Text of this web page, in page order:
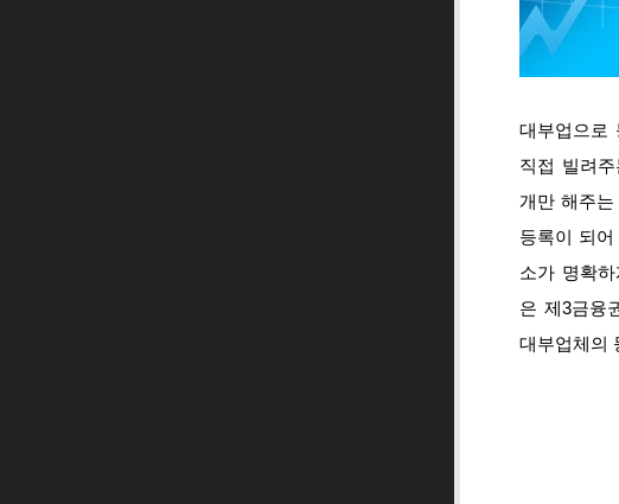
대부업으로
직접 빌려
개만 해주
등록이 되
소가 명확
은 제3금융
대부업체의